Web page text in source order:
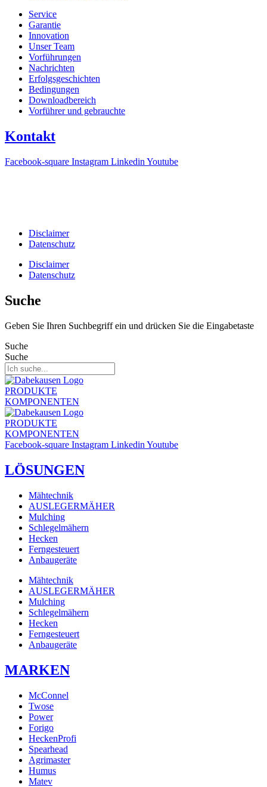
Service
Garantie
Innovation
Unser Team
Vorführungen
Nachrichten
Erfolgsgeschichten
Bedingungen
Downloadbereich
Vorführer und gebrauchte
Kontakt
Facebook-square Instagram Linkedin Youtube
Disclaimer
Datenschutz
Disclaimer
Datenschutz
Suche
Geben Sie Ihren Suchbegriff ein und drücken Sie die Eingabetaste
Suche
Suche
PRODUKTE
KOMPONENTEN
PRODUKTE
KOMPONENTEN
Facebook-square Instagram Linkedin Youtube
LÖSUNGEN
Mähtechnik
AUSLEGERMÄHER
Mulching
Schlegelmähern
Hecken
Ferngesteuert
Anbaugeräte
Mähtechnik
AUSLEGERMÄHER
Mulching
Schlegelmähern
Hecken
Ferngesteuert
Anbaugeräte
MARKEN
McConnel
Twose
Power
Forigo
HeckenProfi
Spearhead
Agrimaster
Humus
Matev